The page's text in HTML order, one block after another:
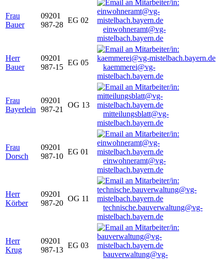
Frau
Bauer
09201
987-28
EG 02
einwohneramt@vg-
mistelbach.bayern.de
Herr
Bauer
09201
987-15
EG 05
kaemmerei@vg-
mistelbach.bayern.de
Frau
Bayerlein
09201
987-21
OG 13
mitteilungsblatt@vg-
mistelbach.bayern.de
Frau
Dorsch
09201
987-10
EG 01
einwohneramt@vg-
mistelbach.bayern.de
Herr
Körber
09201
987-20
OG 11
technische.bauverwaltung@vg-
mistelbach.bayern.de
Herr
Krug
09201
987-13
EG 03
bauverwaltung@vg-